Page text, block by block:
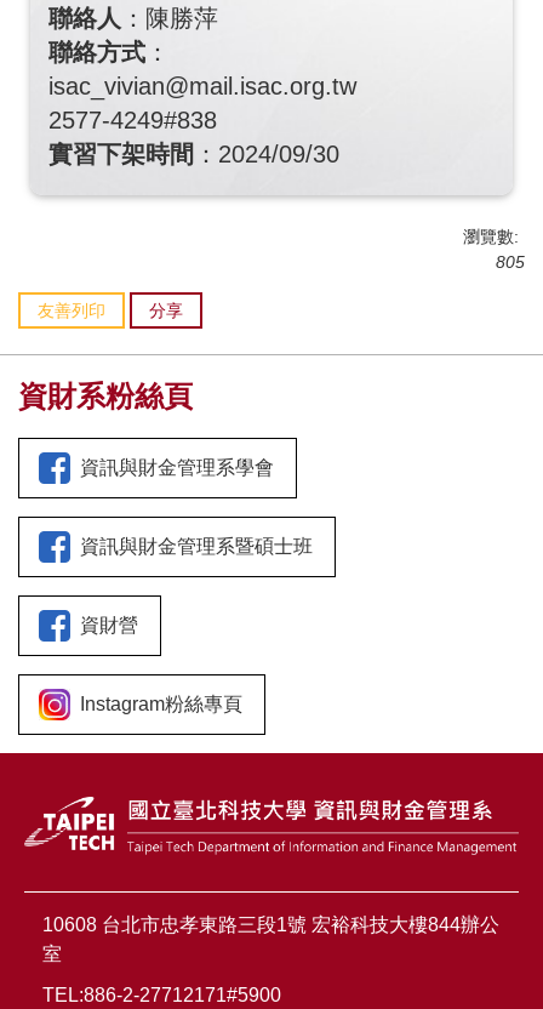
聯絡人 ：陳勝萍
聯絡方式 ：
isac_vivian@mail.isac.org.tw
2577-4249#838
實習下架時間 ：2024/09/30
瀏覽數:
805
友善列印 分享
資財系粉絲頁
資訊與財金管理系學會
資訊與財金管理系暨碩士班
資財營
Instagram粉絲專頁
10608 台北市忠孝東路三段1號 宏裕科技大樓844辦公
室
TEL:886-2-27712171#5900